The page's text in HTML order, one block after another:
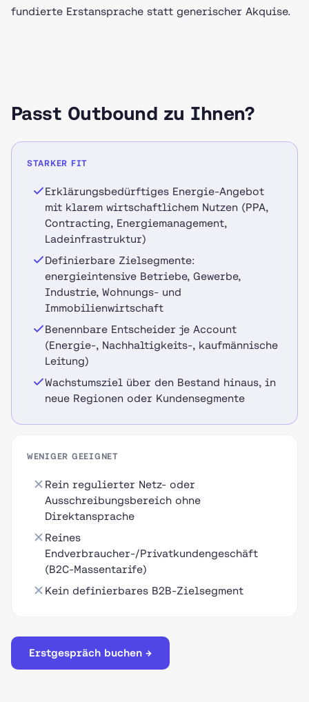
fundierte Erstansprache statt generischer Akquise.
Passt Outbound zu Ihnen?
STARKER FIT
Erklärungsbedürftiges Energie-Angebot
mit klarem wirtschaftlichem Nutzen (PPA,
Contracting, Energiemanagement,
Ladeinfrastruktur)
Definierbare Zielsegmente:
energieintensive Betriebe, Gewerbe,
Industrie, Wohnungs- und
Immobilienwirtschaft
Benennbare Entscheider je Account
(Energie-, Nachhaltigkeits-, kaufmännische
Leitung)
Wachstumsziel über den Bestand hinaus, in
neue Regionen oder Kundensegmente
WENIGER GEEIGNET
Rein regulierter Netz- oder
Ausschreibungsbereich ohne
Direktansprache
Reines
Endverbraucher-/Privatkundengeschäft
(B2C-Massentarife)
Kein definierbares B2B-Zielsegment
Erstgespräch buchen →